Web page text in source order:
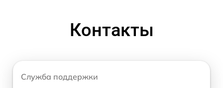
Контакты
Служба поддержки